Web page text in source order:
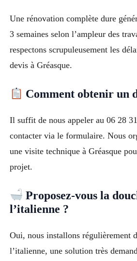
Une rénovation complète dure
3 semaines selon l’ampleur des
respectons scrupuleusement les
devis à Gréasque.
Comment obtenir un
Il suffit de nous appeler au 06 28
contacter via le formulaire. Nous
une visite technique à Gréasque
projet.
Proposez-vous la
l’italienne ?
Oui, nous installons régulièrement
l’italienne, une solution très